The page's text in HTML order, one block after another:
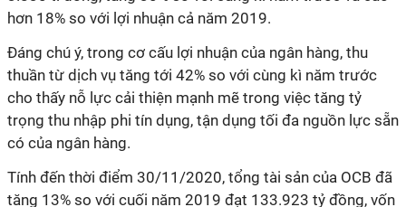
hơn 18% so với lợi nhuận cả năm 2019.
Đáng chú ý, trong cơ cấu lợi nhuận của ngân hàng, thu
thuần từ dịch vụ tăng tới 42% so với cùng kì năm trước
cho thấy nỗ lực cải thiện mạnh mẽ trong việc tăng tỷ
trọng thu nhập phi tín dụng, tận dụng tối đa nguồn lực sẵn
có của ngân hàng.
Tính đến thời điểm 30/11/2020, tổng tài sản của OCB đã
tăng 13% so với cuối năm 2019 đạt 133.923 tỷ đồng, vốn